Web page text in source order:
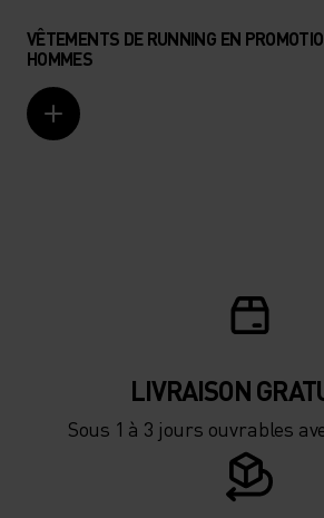
VÊTEMENTS DE RUNNING EN
HOMMES
LIVRAISON
Sous 1 à 3 jours ouvrables